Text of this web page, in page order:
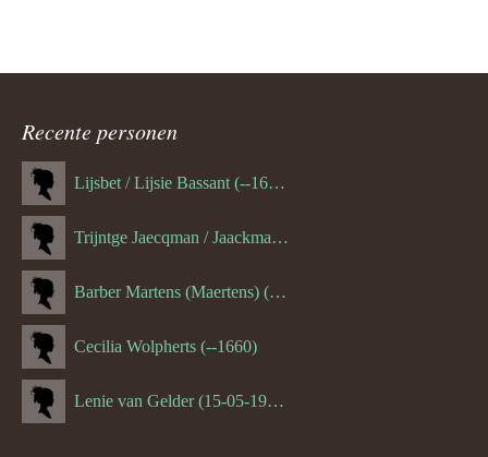
Recente personen
Lijsbet / Lijsie Bassant (--1687)
Trijntge Jaecqman / Jaackman (--1651)
Barber Martens (Maertens) (--1658)
Cecilia Wolpherts (--1660)
Lenie van Gelder (15-05-1970)